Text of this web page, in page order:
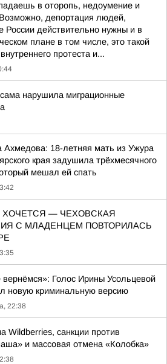
в оторопь, недоумение и
депортация людей,
России действительно нужны и в
плане в том числе, это такой
протеста и...
нарушила миграционные
Ахмедова: 18-летняя мать из Ужура
края задушила трёхмесячного
мешал ей спать
ХОЧЕТСЯ — ЧЕХОВСКАЯ
С МЛАДЕНЦЕМ ПОВТОРИЛАСЬ
Голос Ирины Усольцевой
новую криминальную версию
22:38
Wildberries, санкции против
и массовая отмена «Колобка»